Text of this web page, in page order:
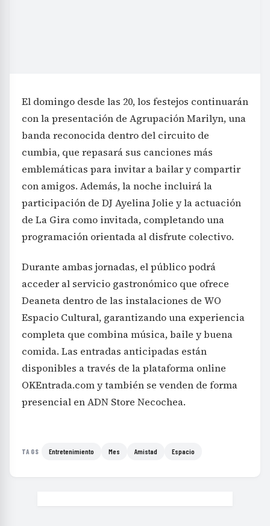
El domingo desde las 20, los festejos continuarán
con la presentación de Agrupación Marilyn, una
banda reconocida dentro del circuito de
cumbia, que repasará sus canciones más
emblemáticas para invitar a bailar y compartir
con amigos. Además, la noche incluirá la
participación de DJ Ayelina Jolie y la actuación
de La Gira como invitada, completando una
programación orientada al disfrute colectivo.
Durante ambas jornadas, el público podrá
acceder al servicio gastronómico que ofrece
Deaneta dentro de las instalaciones de WO
Espacio Cultural, garantizando una experiencia
completa que combina música, baile y buena
comida. Las entradas anticipadas están
disponibles a través de la plataforma online
OKEntrada.com y también se venden de forma
presencial en ADN Store Necochea.
TAGS Entretenimiento Mes Amistad Espacio